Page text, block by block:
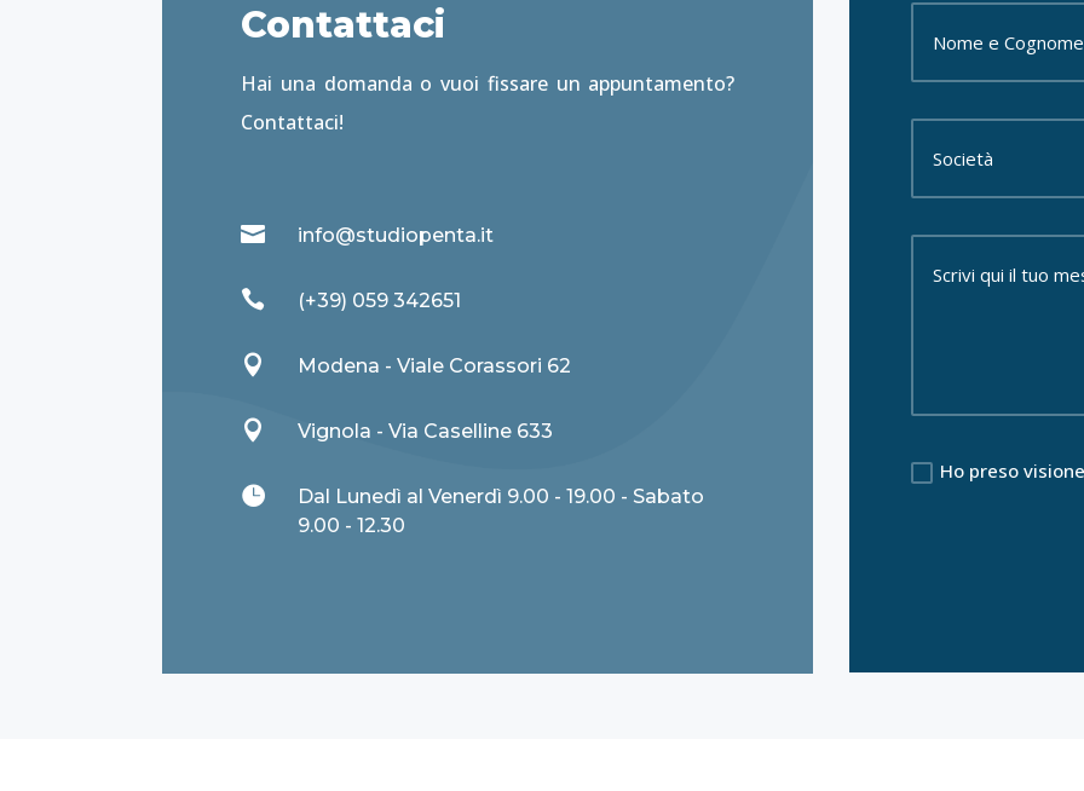
Contattaci
Hai una domanda o vuoi fissare un appuntamento?
Contattaci!
 info@studiopenta.it
 (+39) 059 342651
 Modena - Viale Corassori 62
 Vignola - Via Caselline 633

Dal Lunedì al Venerdì 9.00 - 19.00 - Sabato
9.00 - 12.30
Ho preso